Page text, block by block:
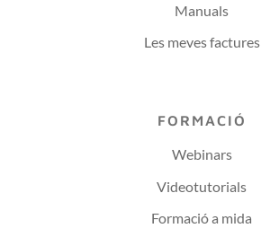
Manuals
Les meves factures
FORMACIÓ
Webinars
Videotutorials
Formació a mida